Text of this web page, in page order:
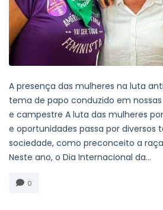
A presença das mulheres na luta
tema de papo conduzido em
e campestre A luta das mulheres
e oportunidades passa por diversos
sociedade, como preconceito a
Neste ano, o Dia Internacional da...
0